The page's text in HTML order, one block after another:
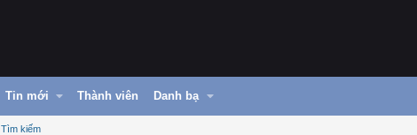
Tin mới Thành viên Danh bạ
Tìm kiếm